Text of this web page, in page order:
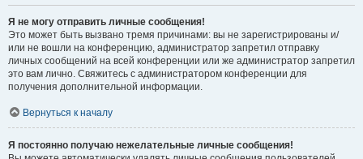
Я не могу отправить личные сообщения!
Это может быть вызвано тремя причинами: вы не зарегистрированы и/
или не вошли на конференцию, администратор запретил отправку
личных сообщений на всей конференции или же администратор запретил
это вам лично. Свяжитесь с администратором конференции для
получения дополнительной информации.
Вернуться к началу
Я постоянно получаю нежелательные личные сообщения!